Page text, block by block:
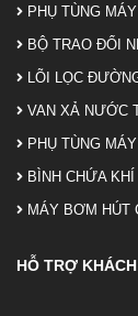
PHỤ TÙNG
BỘ TRAO ĐỔI
LÕI LỌC
VAN XẢ NƯỚC
PHỤ TÙNG
BÌNH CHỨA KHÍ
MÁY BƠM HÚT
HỖ TRỢ